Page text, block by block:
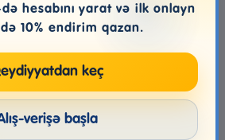
hesabını yarat və ilk onlayn
10% endirim qazan.
keç
verişə başla